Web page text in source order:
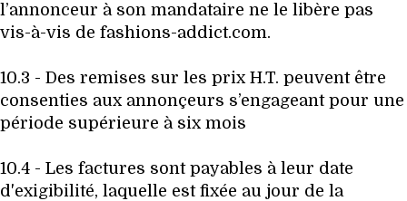
l’annonceur à son mandataire ne le libère pas
vis-à-vis de fashions-addict.com.
10.3 - Des remises sur les prix H.T. peuvent être
consenties aux annonçeurs s’engageant pour une
période supérieure à six mois
10.4 - Les factures sont payables à leur date
d'exigibilité, laquelle est fixée au jour de la